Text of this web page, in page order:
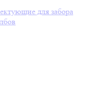
для забора